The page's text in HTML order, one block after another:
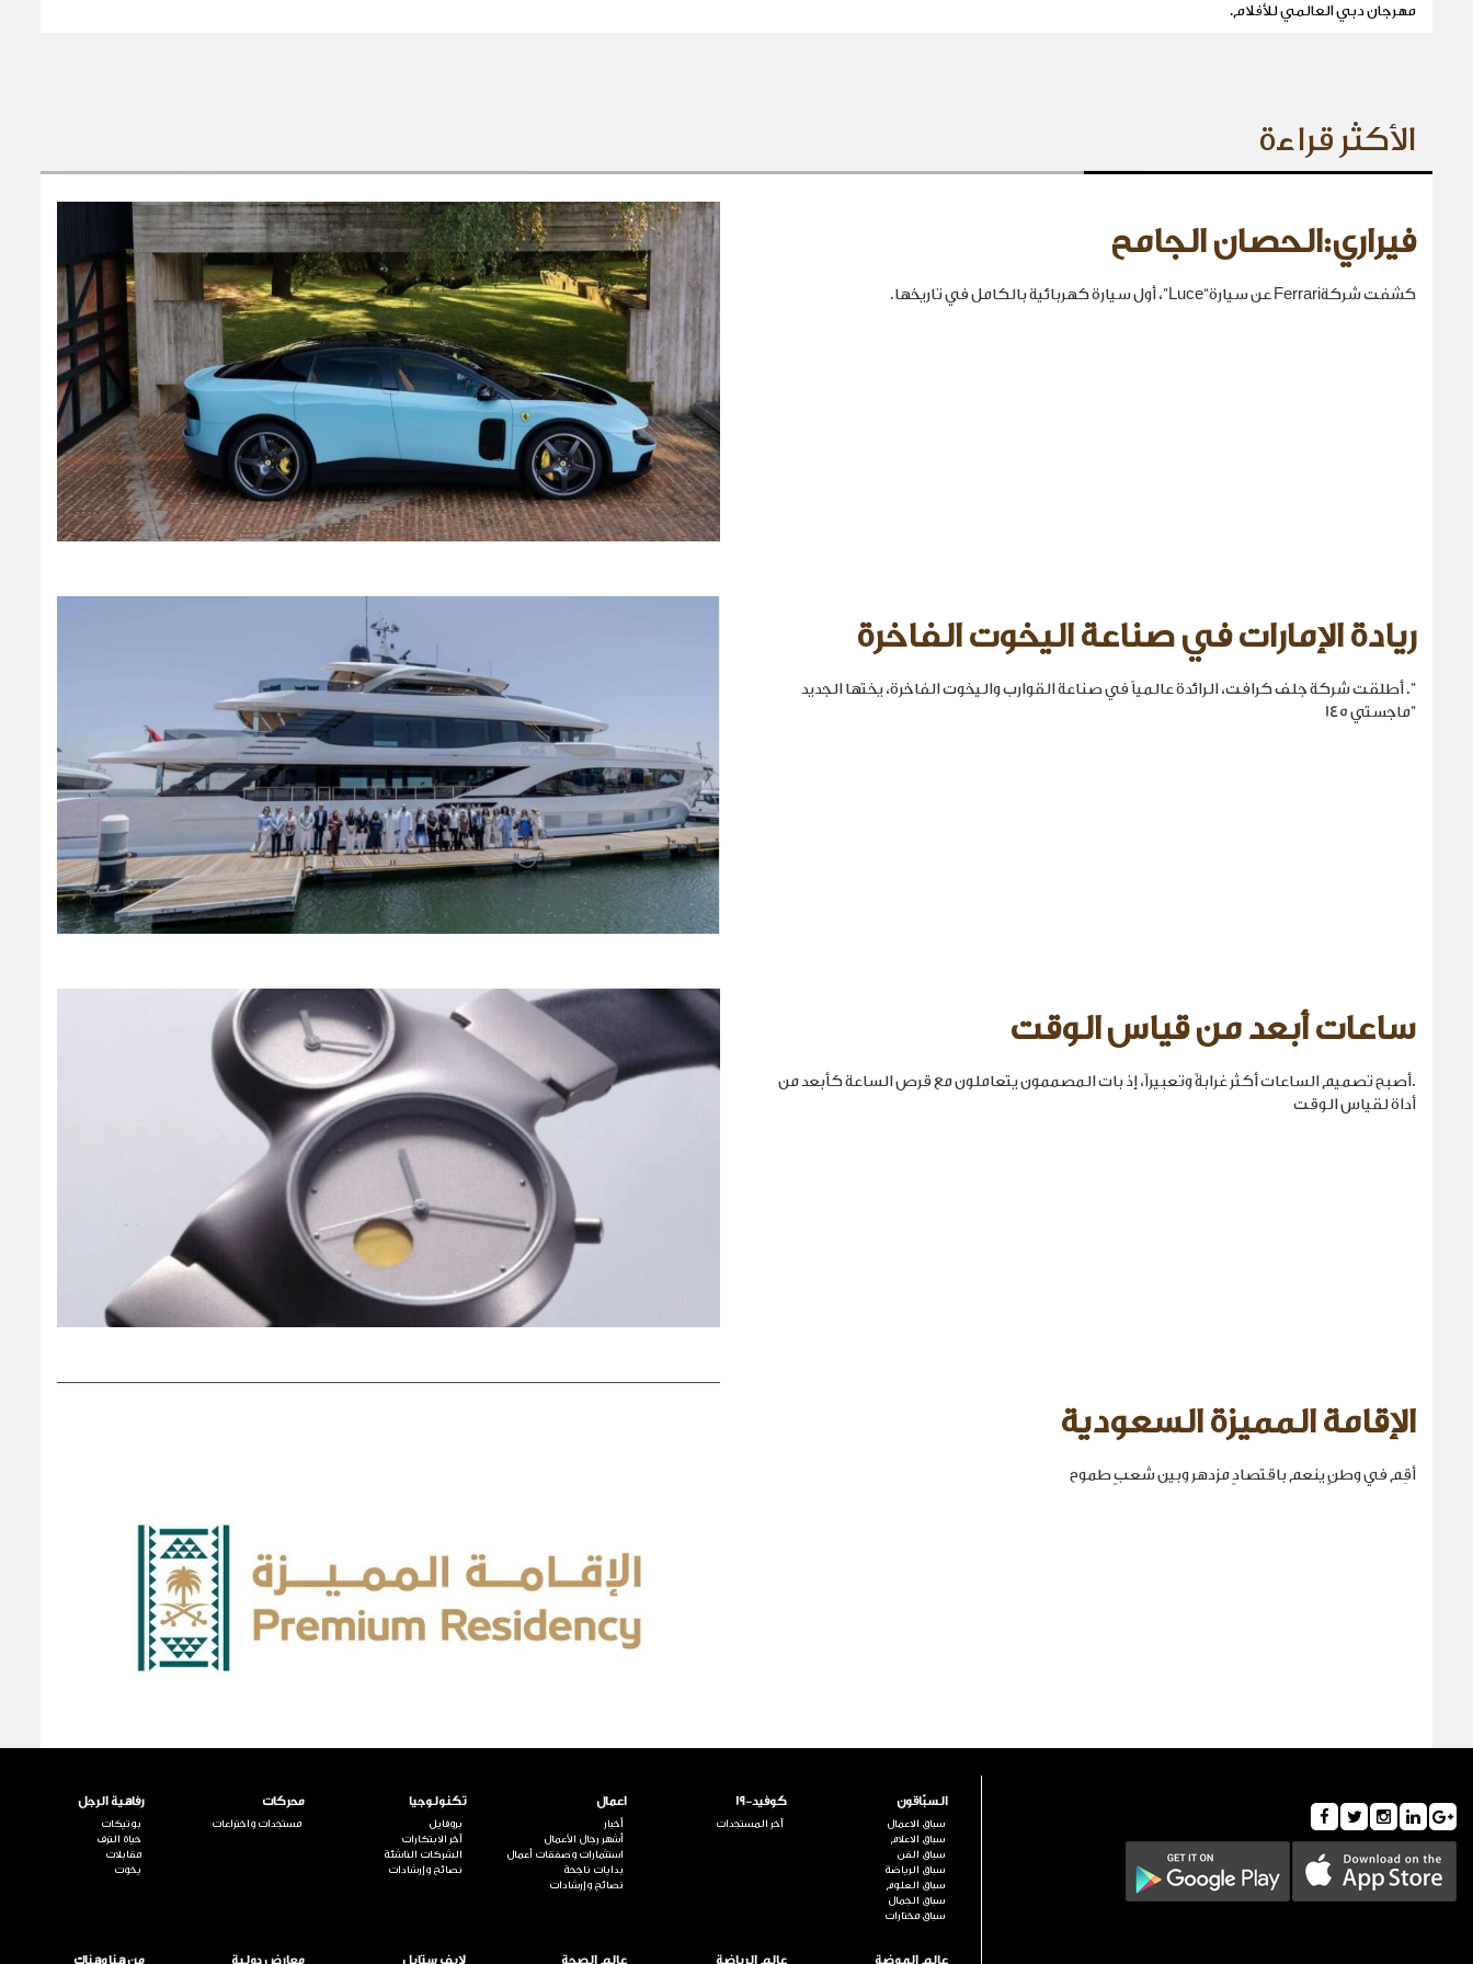
مهرجان دبي العالمي للأفلام.
الأكثر قراءة
فيراري:الحصان الجامح
كشفت شركةFerrari عن سيارة“Luce”، أول سيارة كهربائية بالكامل في تاريخها.
ريادة الإمارات في صناعة اليخوت الفاخرة
". أطلقت شركة جلف كرافت، الرائدة عالمياً في صناعة القوارب واليخوت الفاخرة، يختها الجديد
"ماجستي 145
ساعات أبعد من قياس الوقت
.أصبح تصميم الساعات أكثر غرابةً وتعبيراً، إذ بات المصممون يتعاملون مع قرص الساعة كأبعد من
أداة لقياس الوقت
الإقامة المميزة السعودية
أقِم في وطنٍ ينعم باقتصادٍ مزدهر وبين شعبٍ طموح
السبّاقون
سباق الاعمال
سباق الاعلام
سباق الفن
سباق الرياضة
سباق العلوم
سباق الجمال
سباق مختارات
كوفيد-19
آخر المستجدات
اعمال
أخبار
أشهر رجال الأعمال
استثمارات وصفقات أعمال
بدايات ناجحة
نصائح وإرشادات
تكنولوجيا
بروفايل
آخر الابتكارات
الشركات الناشئة
نصائح وإرشادات
محركات
مستجدات واختراعات
رفاهية الرجل
بوتيكات
حياة الترف
مقابلات
يخوت
عالم الموضة عالم الرياضة عالم الصحة لايف ستايل معارض دولية من هنا وهناك